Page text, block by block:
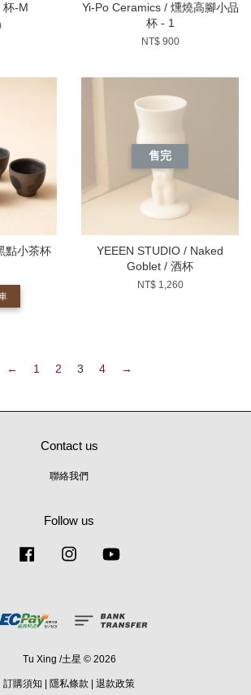
杯-M
Yi-Po Ceramics / 燻燒高腳小品
杯 - 1
NT$ 900
點小茶杯
售完
YEEEN STUDIO / Naked
Goblet / 酒杯
NT$ 1,260
← 1 2 3 4 →
Contact us
聯絡我們
Follow us
Facebook Instagram
Tu Xing /土星 © 2026
訂購須知 | 隱私條款 | 退款政策